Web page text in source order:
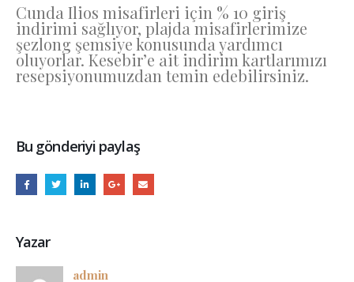
Cunda Ilios misafirleri için % 10 giriş
indirimi sağlıyor, plajda misafirlerimize
şezlong şemsiye konusunda yardımcı
oluyorlar. Kesebir’e ait indirim kartlarımızı
resepsiyonumuzdan temin edebilirsiniz.
Bu gönderiyi paylaş
Yazar
admin